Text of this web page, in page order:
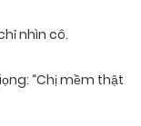
nhìn cô.
“Chị mềm thật